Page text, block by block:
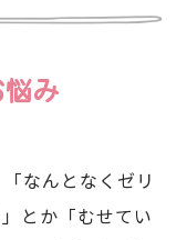
み
なんとなくゼリ
とか「むせてい